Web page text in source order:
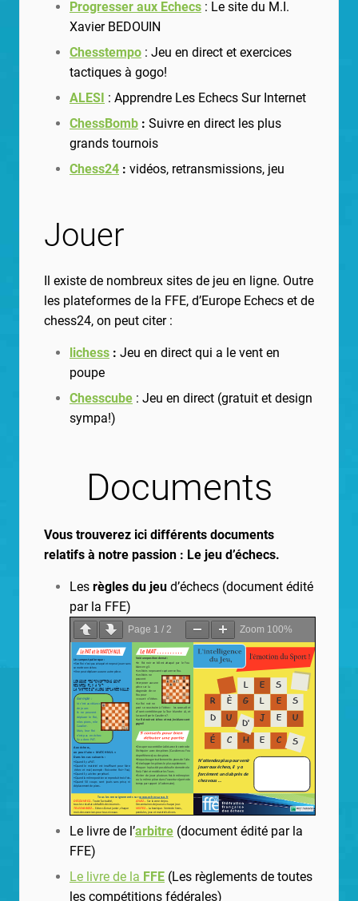
Progresser aux Echecs : Le site du M.I.
Xavier BEDOUIN
Chesstempo : Jeu en direct et exercices
tactiques à gogo!
ALESI : Apprendre Les Echecs Sur Internet
ChessBomb : Suivre en direct les plus
grands tournois
Chess24 : vidéos, retransmissions, jeu
Jouer
Il existe de nombreux sites de jeu en ligne. Outre
les plateformes de la FFE, d’Europe Echecs et de
chess24, on peut citer :
lichess : Jeu en direct qui a le vent en
poupe
Chesscube : Jeu en direct (gratuit et design
sympa!)
Documents
Vous trouverez ici différents documents
relatifs à notre passion : Le jeu d’échecs.
Les règles du jeu d’échecs (document édité
par la FFE)
Page 1 / 2 Zoom 100%
Le livre de l’arbitre (document édité par la
FFE)
Le livre de la FFE (Les règlements de toutes
les compétitions fédérales)